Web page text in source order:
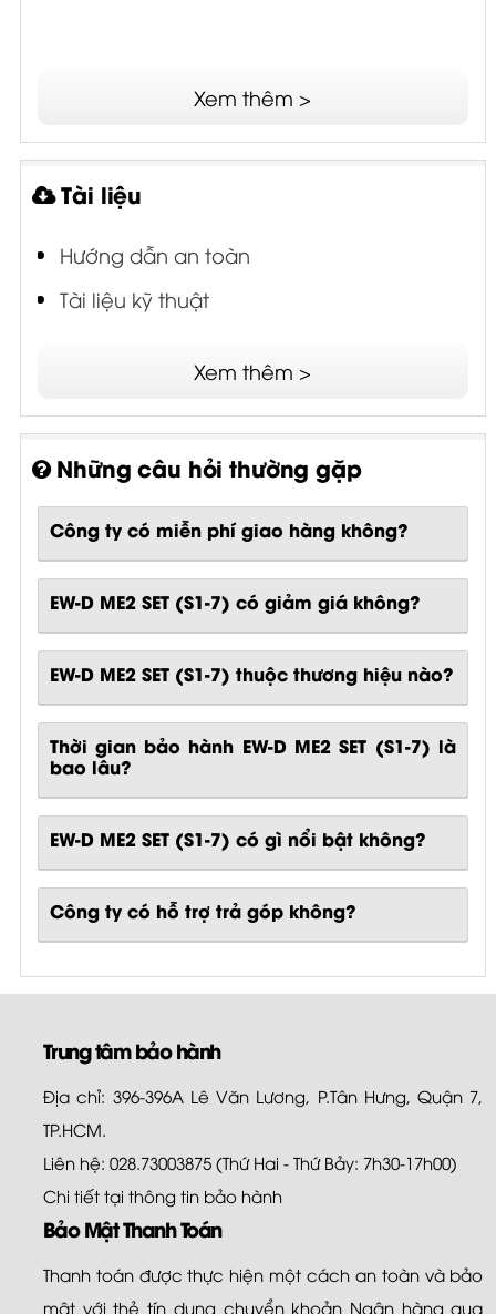
Xem thêm >
Tài liệu
Hướng dẫn an toàn
Tài liệu kỹ thuật
Xem thêm >
Những câu hỏi thường gặp
Công ty có miễn phí giao hàng không?
EW-D ME2 SET (S1-7) có giảm giá không?
EW-D ME2 SET (S1-7) thuộc thương hiệu nào?
Thời gian bảo hành EW-D ME2 SET (S1-7) là
bao lâu?
EW-D ME2 SET (S1-7) có gì nổi bật không?
Công ty có hỗ trợ trả góp không?
Trung tâm bảo hành
Địa chỉ: 396-396A Lê Văn Lương, P.Tân Hưng, Quận 7,
TP.HCM.
Liên hệ: 028.73003875 (Thứ Hai - Thứ Bảy: 7h30-17h00)
Chi tiết tại thông tin bảo hành
Bảo Mật Thanh Toán
Thanh toán được thực hiện một cách an toàn và bảo
mật với thẻ tín dụng chuyển khoản Ngân hàng qua